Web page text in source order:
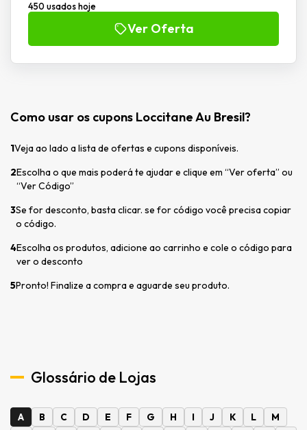
450 usados hoje
Ver Oferta
Como usar os cupons Loccitane Au Bresil?
1Veja ao lado a lista de ofertas e cupons disponíveis.
2Escolha o que mais poderá te ajudar e clique em “Ver oferta” ou
“Ver Código”
3Se for desconto, basta clicar. se for código você precisa copiar
o código.
4Escolha os produtos, adicione ao carrinho e cole o código para
ver o desconto
5Pronto! Finalize a compra e aguarde seu produto.
Glossário de Lojas
A B C D E F G H I J K L
M